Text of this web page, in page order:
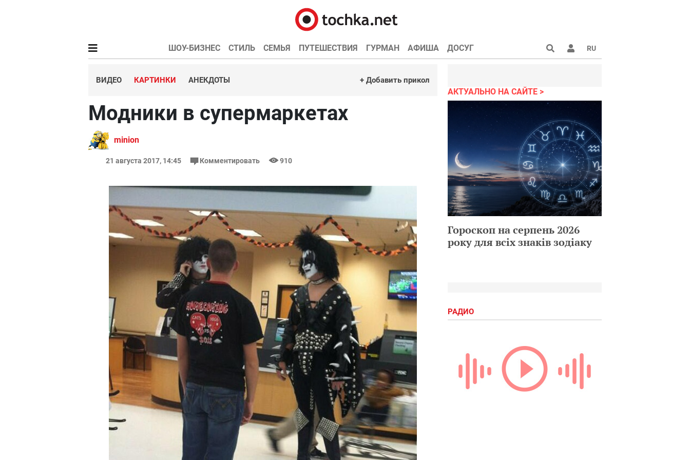
ШОУ-БИЗНЕС СТИЛЬ СЕМЬЯ ПУТЕШЕСТВИЯ ГУРМАН АФИША ДОСУГ RU
ВИДЕО КАРТИНКИ АНЕКДОТЫ + Добавить прикол
Модники в супермаркетах
minion
21 августа 2017, 14:45 Комментировать 910
АКТУАЛЬНО НА САЙТЕ
Гороскоп на серпень 2026
року для всіх знаків зодіаку
РАДИО